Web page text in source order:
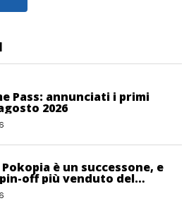
Pass: annunciati i primi
2026
è un successone, e
off più venduto del